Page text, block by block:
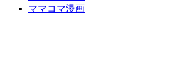
ママコマ漫画